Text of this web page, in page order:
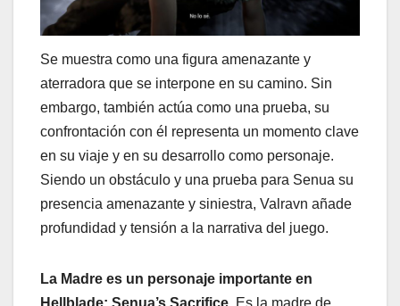
Se muestra como una figura amenazante y
aterradora que se interpone en su camino. Sin
embargo, también actúa como una prueba, su
confrontación con él representa un momento clave
en su viaje y en su desarrollo como personaje.
Siendo un obstáculo y una prueba para Senua su
presencia amenazante y siniestra, Valravn añade
profundidad y tensión a la narrativa del juego.
La Madre es un personaje importante en
Hellblade: Senua’s Sacrifice. Es la madre de